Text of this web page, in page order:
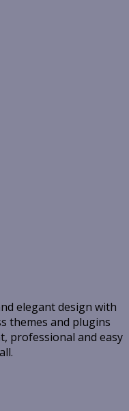
elegant design with
themes and plugins
professional and easy